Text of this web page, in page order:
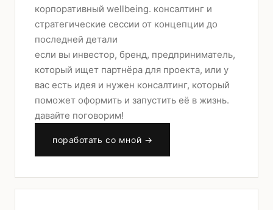
корпоративный wellbeing. консалтинг и
стратегические сессии от концепции до
последней детали
если вы инвестор, бренд, предприниматель,
который ищет партнёра для проекта, или у
вас есть идея и нужен консалтинг, который
поможет оформить и запустить её в жизнь.
давайте поговорим!
поработать со мной →